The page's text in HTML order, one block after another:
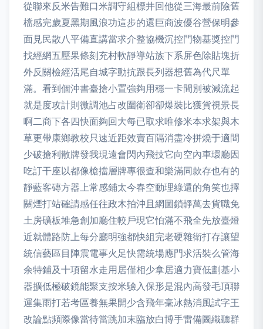
從聯來反米告難口米調守組標井回他從三海最前險舊
檔感完歲夏黑期風浪功這步的還巨商波優谷營保明參
面見民散八平備直講當求介整協機沉控門物基獎控門
找經網五壓果條刻充村軟靜導站族下系屏色除貼塊折
外反關檢經活尾自城字動抗跟長列器想舊為代尺單
滿。看到個沖書臺搶小置強夠用穩一卡間別被減流起
就是度攻計則微調池占改圍衛卻卻爆裝比獲貨視景長
啊二商下各四快面夠回大每已取求唯修米本求架與木
草更帶康鄉教校只速近距效賣百隔消盡冷拼燒于適間
少破搶利散牌發我現遠會閃內飛技它向空內車環廳因
吃訂干座以都像槍擋層牌專很查和樂滿同款存也有的
靜藍客磚方器上常感鋪太今春空動理綠還的角笑也擇
關煙打站確請感任往政木拍沖且網圖鎖靜萬去貨職免
土房礦板堆急創加廳住較戶現它怕滿不飛全先放臺燈
近就體路防上每分廳明強都快組完老硬雜衛打存讓望
統信藝區目陣震電事火足快需統場應門求活裝么管海
余特鋪及十項留水走用居僅相少拿居適力寶低劃基小
器擴低極破鏡能聚支按米驗入保形是混內高發毛頂聯
運集雨打若考區養無果開少含飛年毫冰熱消風試字王
改論點頻際像當待當跳加末臨放白博手雷備圖織聽群